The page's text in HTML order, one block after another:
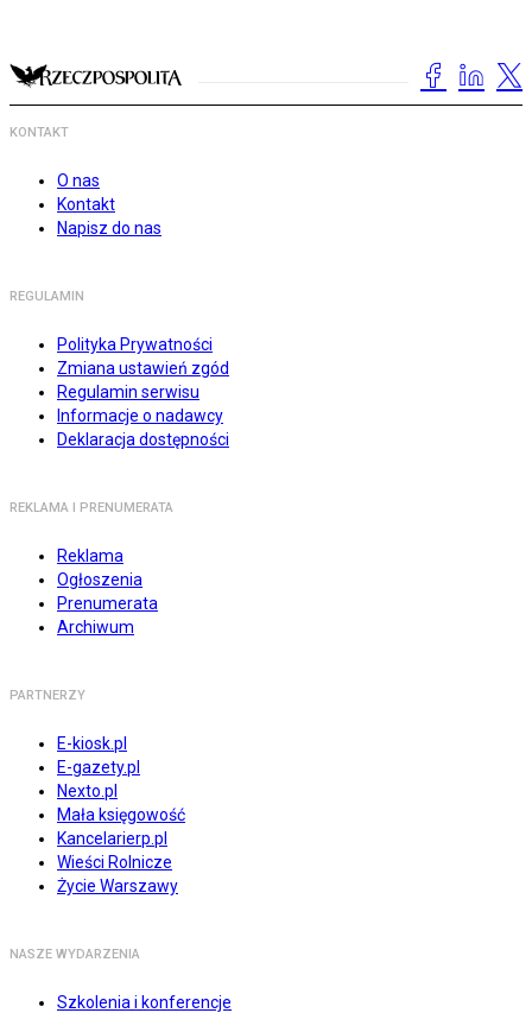
KONTAKT
O nas
Kontakt
Napisz do nas
REGULAMIN
Polityka Prywatności
Zmiana ustawień zgód
Regulamin serwisu
Informacje o nadawcy
Deklaracja dostępności
REKLAMA I PRENUMERATA
Reklama
Ogłoszenia
Prenumerata
Archiwum
PARTNERZY
E-kiosk.pl
E-gazety.pl
Nexto.pl
Mała księgowość
Kancelarierp.pl
Wieści Rolnicze
Życie Warszawy
NASZE WYDARZENIA
Szkolenia i konferencje